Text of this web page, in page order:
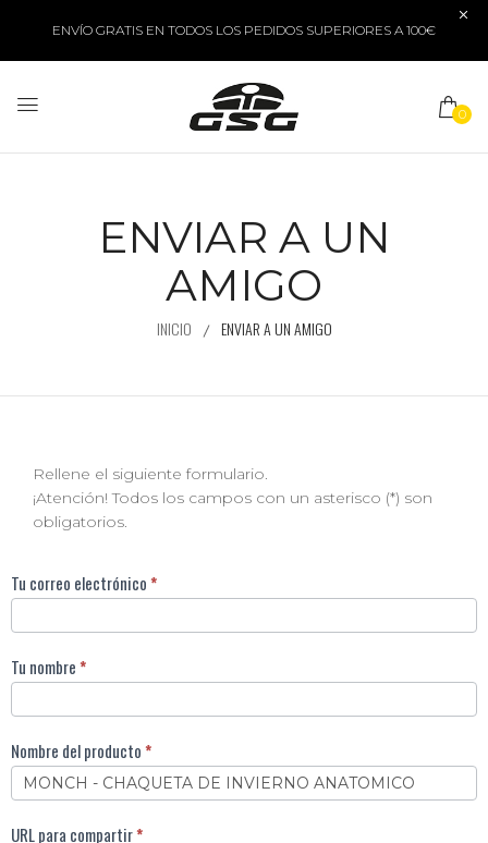
ENVÍO GRATIS EN TODOS LOS PEDIDOS SUPERIORES A 100€
0
ENVIAR A UN
AMIGO
INICIO ENVIAR A UN AMIGO
Rellene el siguiente formulario.
¡Atención! Todos los campos con un asterisco (*) son
obligatorios.
Invia
ad
un
ES
Tu correo electrónico*
Tu nombre*
Nombre del producto*
URL para compartir*